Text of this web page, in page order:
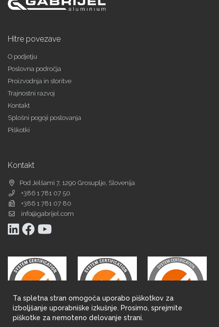
Hitre povezave
O podjetju
Poslovna področja
Proizvodnja in storitve
Trajnostni razvoj
Kontakt
Splošni pogoji poslovanja
Piškotki
Kontakt
Pod Jelšami 7, 1290 Grosuplje, Slovenija
+386 1 781 07 50
+386 1 781 07 80
info@gabrijel.com
Ta spletna stran omogoča uporabo piškotkov za
izboljšanje uporabniške izkušnje. Prosimo, sprejmite
piškotke za nemoteno delovanje strani.